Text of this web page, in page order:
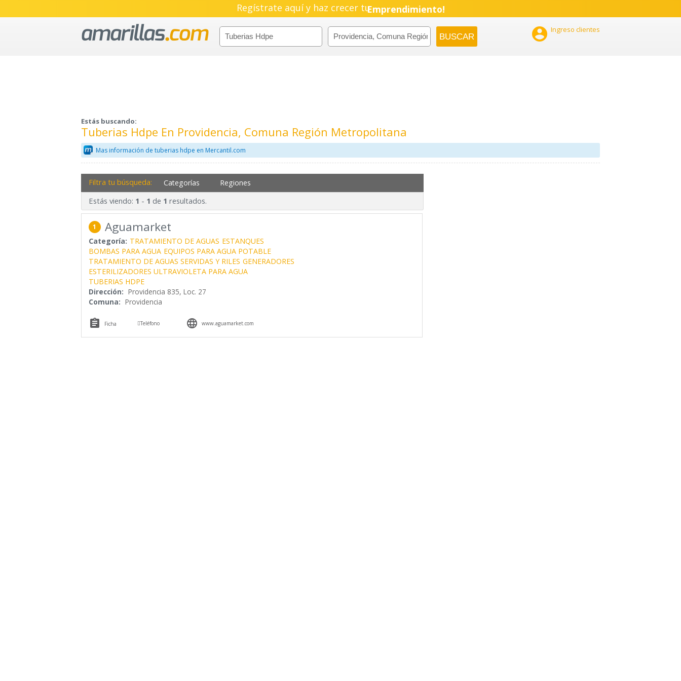
Regístrate aquí y haz crecer tuEmprendimiento!
 Ingreso clientes
Estás buscando:
Tuberias Hdpe En Providencia, Comuna Región Metropolitana
Mas información de tuberias hdpe en Mercantil.com
Filtra tu búsqueda: Categorías Regiones
Estás viendo: 1 - 1 de 1 resultados.
1 Aguamarket
Categoría: TRATAMIENTO DE AGUAS ESTANQUES
BOMBAS PARA AGUA EQUIPOS PARA AGUA POTABLE
TRATAMIENTO DE AGUAS SERVIDAS Y RILES GENERADORES
ESTERILIZADORES ULTRAVIOLETA PARA AGUA
TUBERIAS HDPE
Dirección: Providencia 835, Loc. 27
Comuna: Providencia
 Ficha Teléfono  www.aguamarket.com